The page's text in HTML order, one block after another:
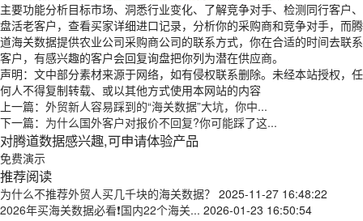
主要功能分析目标市场、洞悉行业变化、了解竞争对手、检测同行客户、
盘活老客户，查看买家详细进口记录，分析你的采购商和竞争对手，而腾
道海关数据提供农业公司采购商公司的联系方式，你在合适的时间去联系
客户，有感兴趣的客户会回复询盘把你列为潜在供应商。
声明：文中部分素材来源于网络，如有侵权联系删除。未经本站授权，任
何人不得复制转载、或以其他方式使用本网站的内容
上一篇： 外贸新人容易踩到的“海关数据”大坑，你中...
下一篇： 为什么国外客户对报价不回复?你可能踩了这...
对腾道数据感兴趣,可申请体验产品
免费演示
推荐阅读
为什么不推荐外贸人买几千块的海关数据？ 2025-11-27 16:48:22
2026年买海关数据必看❗国内22个海关... 2026-01-23 16:50:54